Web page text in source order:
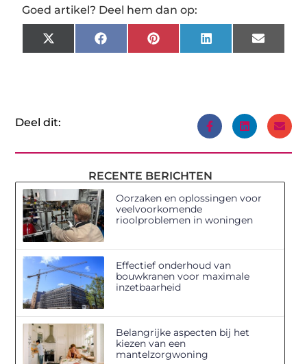
Goed artikel? Deel hem dan op:
X
(Twitter)
FacebookPinterestLinkedInEmail
Deel dit:
RECENTE BERICHTEN
Oorzaken en oplossingen voor
veelvoorkomende
rioolproblemen in woningen
Effectief onderhoud van
bouwkranen voor maximale
inzetbaarheid
Belangrijke aspecten bij het
kiezen van een
mantelzorgwoning